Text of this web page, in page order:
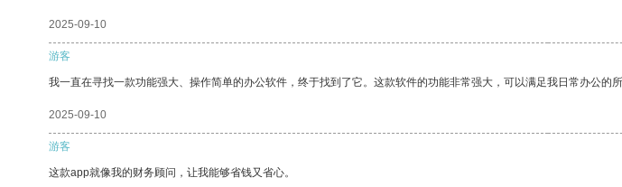
2025-09-10
游客
我一直在寻找一款功能强大、操作简单的办公软件，终于找到了它。这款软件的功能非常强大，可以满足我日常办公的
2025-09-10
游客
这款app就像我的财务顾问，让我能够省钱又省心。